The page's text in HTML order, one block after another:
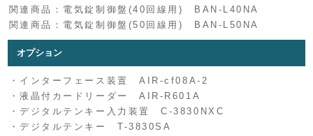
関連商品：電気錠制御盤(40回線用) BAN-L40NA
関連商品：電気錠制御盤(50回線用) BAN-L50NA
オプション
・インターフェース装置 AIR-cf08A-2
・液晶付カードリーダー AIR-R601A
・デジタルテンキー入力装置 C-3830NXC
・デジタルテンキー T-3830SA